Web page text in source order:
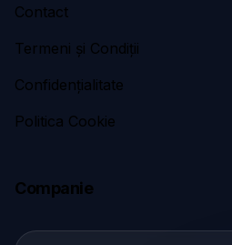
Contact
Termeni și Condiții
Confidențialitate
Politica Cookie
Companie